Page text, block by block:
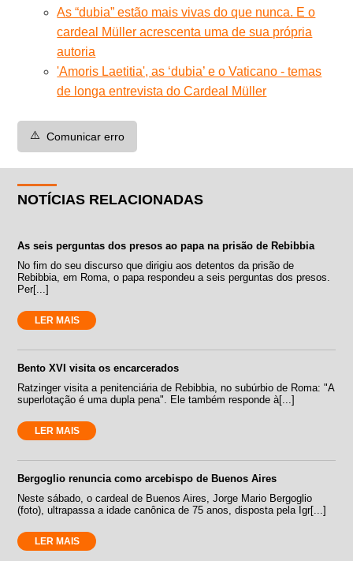
As “dubia” estão mais vivas do que nunca. E o
cardeal Müller acrescenta uma de sua própria
autoria
'Amoris Laetitia', as ‘dubia’ e o Vaticano - temas
de longa entrevista do Cardeal Müller
⚠️ Comunicar erro
NOTÍCIAS RELACIONADAS
As seis perguntas dos presos ao papa na prisão de Rebibbia
No fim do seu discurso que dirigiu aos detentos da prisão de
Rebibbia, em Roma, o papa respondeu a seis perguntas dos presos.
Per[...]
LER MAIS
Bento XVI visita os encarcerados
Ratzinger visita a penitenciária de Rebibbia, no subúrbio de Roma: "A
superlotação é uma dupla pena". Ele também responde à[...]
LER MAIS
Bergoglio renuncia como arcebispo de Buenos Aires
Neste sábado, o cardeal de Buenos Aires, Jorge Mario Bergoglio
(foto), ultrapassa a idade canônica de 75 anos, disposta pela Igr[...]
LER MAIS